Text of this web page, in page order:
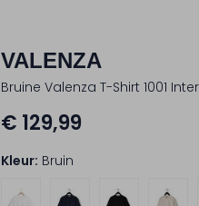
VALENZA
Bruine Valenza T-Shirt 1001
€ 129,99
Kleur: Bruin